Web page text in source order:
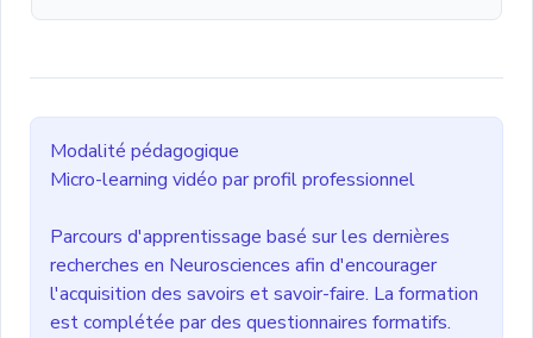
Modalité pédagogique
Micro-learning vidéo par profil professionnel
Parcours d'apprentissage basé sur les dernières
recherches en Neurosciences afin d'encourager
l'acquisition des savoirs et savoir-faire. La formation
est complétée par des questionnaires formatifs.